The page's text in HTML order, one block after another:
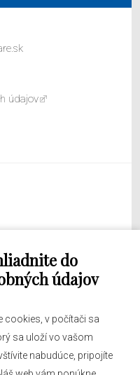
do
údajov
cookies, v počítači sa
sa uloží vo vašom
nabudúce, pripojíte
údajov